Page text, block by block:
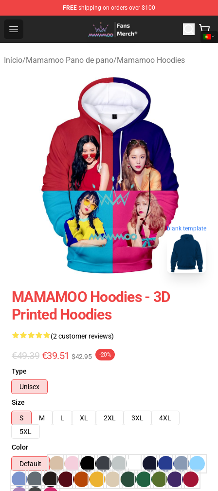
FREE shipping on orders over $100
Open menu
Mamamoo Store - Official Mamamoo Merchandise Shop
Início/Mamamoo Pano de pano/Mamamoo Hoodies
blank template
MAMAMOO Hoodies - 3D
Printed Hoodies
(2 customer reviews)
€49.39 €39.51 $42.95 -20%
Type
Unisex
Size
S
M L XL 2XL 3XL
4XL
5XL
Color
Default